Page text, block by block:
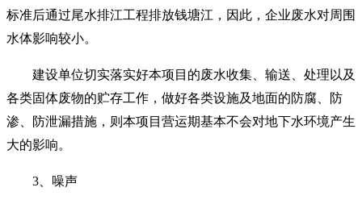
标准后通过尾水排江工程排放钱塘江，因此，企业废水对周围
水体影响较小。
建设单位切实落实好本项目的废水收集、输送、处理以及
各类固体废物的贮存工作，做好各类设施及地面的防腐、防
渗、防泄漏措施，则本项目营运期基本不会对地下水环境产生
大的影响。
3 、噪声